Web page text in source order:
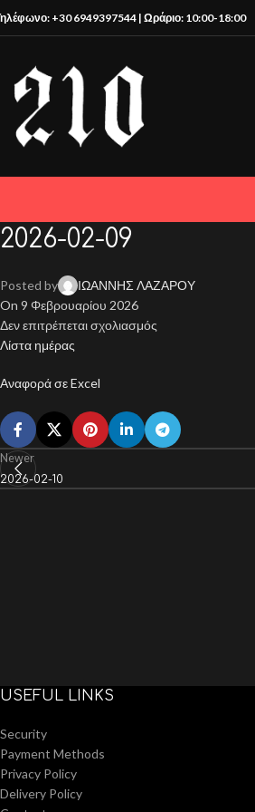
+30 6949397544 | Ωράριο: 10:00-18:00
2026-02-09
Posted by
ΙΩΑΝΝΗΣ ΛΑΖΑΡΟΥ
On 9 Φεβρουαρίου 2026
Δεν επιτρέπεται σχολιασμός
Λίστα ημέρας
Αναφορά σε Excel
Newer
2026-02-10
USEFUL LINKS
Security
Payment Methods
Privacy Policy
Delivery Policy